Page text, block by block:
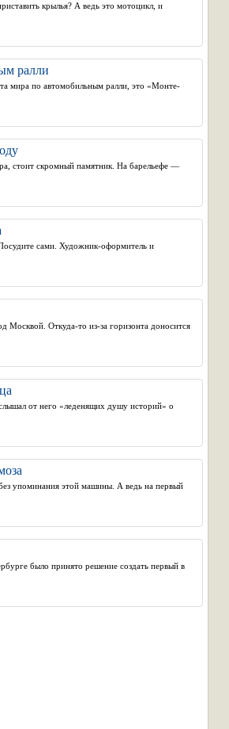
крылья? А ведь это мотоцикл, и
ралли
мира по автомобильным ралли, это «Монте-
стоит скромный памятник. На барельефе —
сами. Художник-оформитель и
Москвой. Откуда-то из-за горизонта доносится
от него «леденящих душу историй» о
упоминания этой машины. А ведь на первый
было принято решение создать первый в